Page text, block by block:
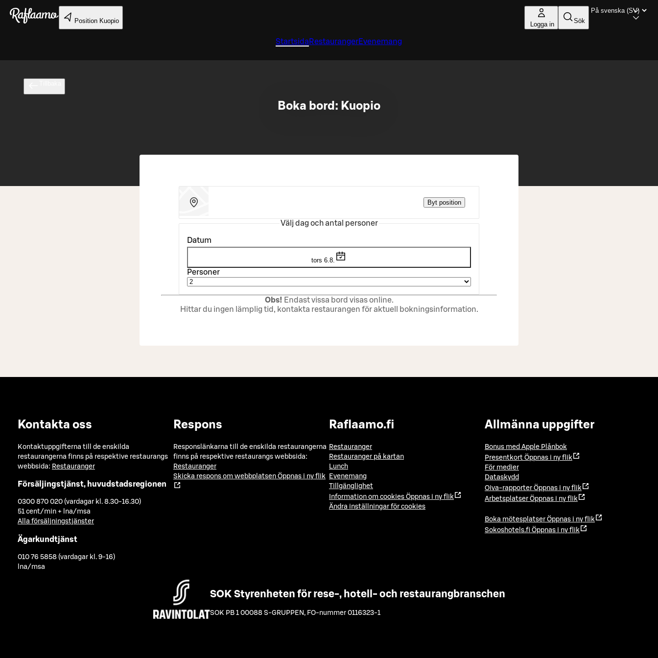
Gå till huvudinnehållet
Position Kuopio Logga in Sök
Startsida RestaurangerEvenemang
Boka bord: Kuopio
Byt position
Välj dag och antal personer
Datum
tors 6.8.
Personer
Obs! Endast vissa bord visas online.
Hittar du ingen lämplig tid, kontakta restaurangen för aktuell bokningsinformation.
Kontakta oss
Kontaktuppgifterna till de enskilda
restaurangerna finns på respektive restaurangs
webbsida: Restauranger
Försäljingstjänst, huvudstadsregionen
0300 870 020 (vardagar kl. 8.30-16.30)
51 cent/min + lna/msa
Alla försäljningstjänster
Ägarkundtjänst
010 76 5858 (vardagar kl. 9-16)
lna/msa
Respons
Responslänkarna till de enskilda restaurangerna
finns på respektive restaurangs webbsida:
Restauranger
Skicka respons om webbplatsen Öppnas i ny flik
Raflaamo.fi
Restauranger
Restauranger på kartan
Lunch
Evenemang
Tillgänglighet
Information om cookies Öppnas i ny flik
Ändra inställningar för cookies
Allmänna uppgifter
Bonus med Apple Plånbok
Presentkort Öppnas i ny flik
För medier
Dataskydd
Oiva-rapporter Öppnas i ny flik
Arbetsplatser Öppnas i ny flik
Boka mötesplatser Öppnas i ny flik
Sokoshotels.fi Öppnas i ny flik
SOK Styrenheten för rese-, hotell- och restaurangbranschen
SOK PB 1 00088 S-GRUPPEN , FO-nummer 0116323-1